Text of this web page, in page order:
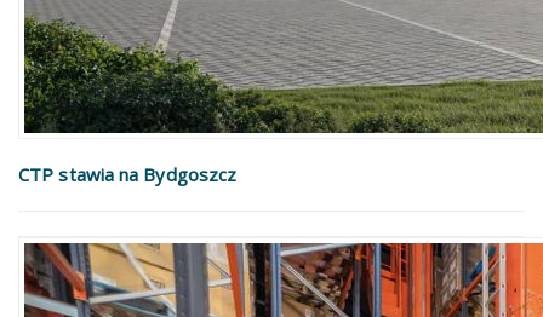
CTP stawia na Bydgoszcz